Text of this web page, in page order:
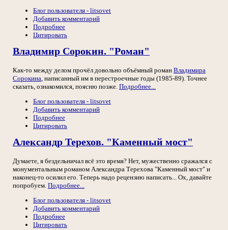
Блог пользователя - litsovet
Добавить комментарий
Подробнее
Цитировать
Владимир Сорокин. "Роман"
Как-то между делом прочёл довольно объёмный роман Владимира
Сорокина, написанный им в перестроечные годы (1985-89). Точнее
сказать, ознакомился, поясню позже. Подробнее...
Блог пользователя - litsovet
Добавить комментарий
Подробнее
Цитировать
Александр Терехов. "Каменный мост"
Думаете, я бездельничал всё это время? Нет, мужественно сражался с
монументальным романом Александра Терехова "Каменный мост" и
наконец-то осилил его. Теперь надо рецензию написать... Ох, давайте
попробуем. Подробнее...
Блог пользователя - litsovet
Добавить комментарий
Подробнее
Цитировать